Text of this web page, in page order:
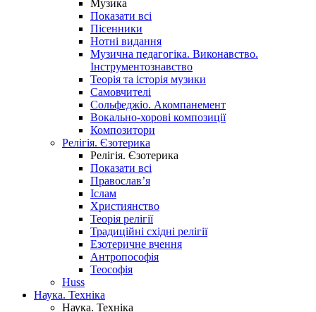
Музика
Показати всі
Пісенники
Нотні видання
Музична педагогіка. Виконавство.
Інструментознавство
Теорія та історія музики
Самовчителі
Сольфеджіо. Акомпанемент
Вокально-хорові композиції
Композитори
Релігія. Єзотерика
Релігія. Єзотерика
Показати всі
Православ’я
Іслам
Християнство
Теорія релігії
Традиційні східні релігії
Езотеричне вчення
Антропософія
Теософія
Huss
Наука. Техніка
Наука. Техніка